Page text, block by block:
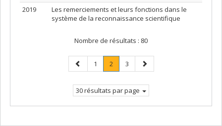
2019
Les remerciements et leurs fonctions dans le
système de la reconnaissance scientifique
Nombre de résultats : 80
Page
précédente
Page
1 Page
2.
Page
Page
3
Page
suivante
30 résultats par page